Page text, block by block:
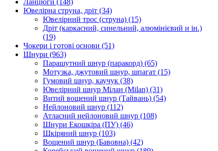
Ланцюги (148)
Ювелірна струна, дріт (34)
Ювелірний трос (струна) (15)
Дріт (каркасний, синельний, алюмінієвий и ін.)
(19)
Чокери і готові основи (51)
Шнури (963)
Парашутний шнур (паракорд) (65)
Мотузка, джутовий шнур, шпагат (15)
Гумовий шнур, каучук (38)
Ювелірний шнур Мілан (Milan) (31)
Витий вощений шнур (Тайвань) (54)
Нейлоновий шнур (112)
Атласний нейлоновий шнур (108)
Шнури Екошкіра (ПУ) (46)
Шкіряний шнур (103)
Вощений шнур (Бавовна) (42)